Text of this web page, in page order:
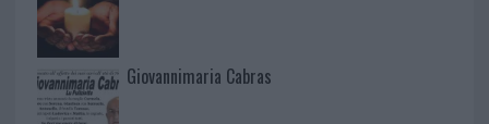
Giovannimaria Cabras